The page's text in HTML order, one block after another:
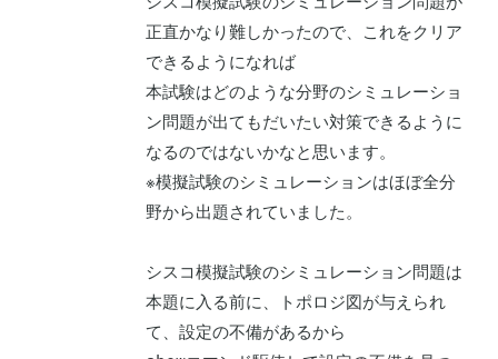
正直かなり難しかったので、これをクリア
できるようになれば
本試験はどのような分野のシミュレーショ
ン問題が出てもだいたい対策できるように
なるのではないかなと思います。
※模擬試験のシミュレーションはほぼ全分
野から出題されていました。
シスコ模擬試験のシミュレーション問題は
本題に入る前に、トポロジ図が与えられ
て、設定の不備があるから